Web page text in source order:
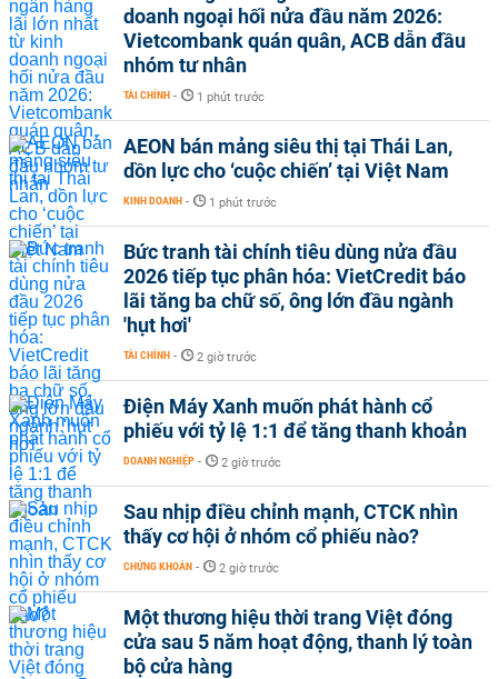
doanh ngoại hối nửa đầu năm 2026:
Vietcombank quán quân, ACB dẫn đầu
nhóm tư nhân
TÀI CHÍNH - 1 phút trước
AEON bán mảng siêu thị tại Thái Lan,
dồn lực cho ‘cuộc chiến’ tại Việt Nam
KINH DOANH - 1 phút trước
Bức tranh tài chính tiêu dùng nửa đầu
2026 tiếp tục phân hóa: VietCredit báo
lãi tăng ba chữ số, ông lớn đầu ngành
'hụt hơi'
TÀI CHÍNH - 2 giờ trước
Điện Máy Xanh muốn phát hành cổ
phiếu với tỷ lệ 1:1 để tăng thanh khoản
DOANH NGHIỆP - 2 giờ trước
Sau nhịp điều chỉnh mạnh, CTCK nhìn
thấy cơ hội ở nhóm cổ phiếu nào?
CHỨNG KHOÁN - 2 giờ trước
Một thương hiệu thời trang Việt đóng
cửa sau 5 năm hoạt động, thanh lý toàn
bộ cửa hàng